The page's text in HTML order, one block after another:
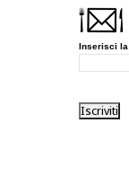
Inserisci